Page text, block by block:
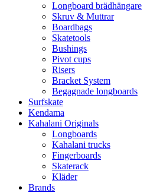
Longboard brädhängare
Skruv & Muttrar
Boardbags
Skatetools
Bushings
Pivot cups
Risers
Bracket System
Begagnade longboards
Surfskate
Kendama
Kahalani Originals
Longboards
Kahalani trucks
Fingerboards
Skaterack
Kläder
Brands